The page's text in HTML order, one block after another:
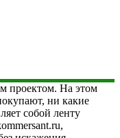
проектом. На этом
ни какие
собой ленту